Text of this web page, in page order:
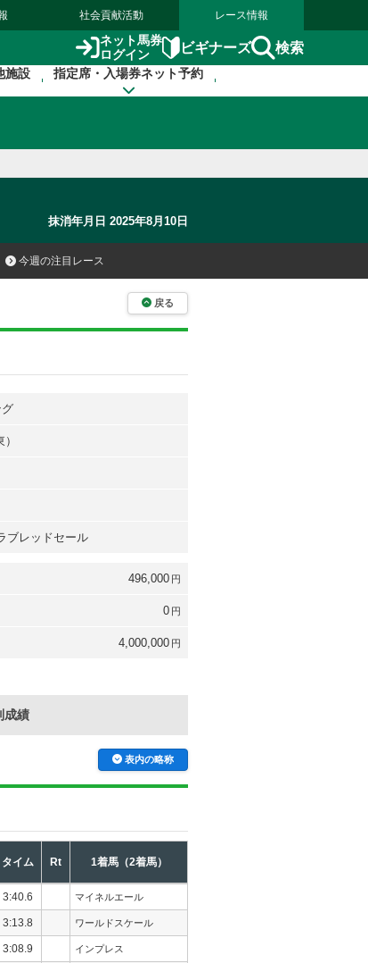
社会貢献活動 レース情報
ネット馬券
ログイン
ビギナーズ 検索
施設 指定席・入場券ネット予約
抹消年月日 2025年8月10日
今週の注目レース
戻る
）
ブレッドセール
496,000 円
0 円
4,000,000 円
成績
表内の略称
タイム Rt 1着馬（2着馬）
3:40.6 マイネルエール
3:13.8 ワールドスケール
3:08.9 インプレス